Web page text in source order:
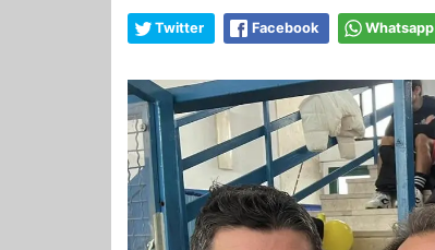
Twitter Facebook Whatsapp